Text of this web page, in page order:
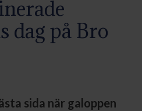
dag på Bro
sida när galoppen